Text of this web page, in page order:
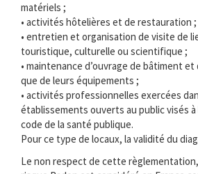
matériels ;
• activités hôtelières et de restauration ;
• entretien et organisation de visite de
touristique, culturelle ou scientifique ;
• maintenance d’ouvrage de bâtiment et
que de leurs équipements ;
• activités professionnelles exercées
établissements ouverts au public visés à
code de la santé publique.
Pour ce type de locaux, la validité du
Le non respect de cette